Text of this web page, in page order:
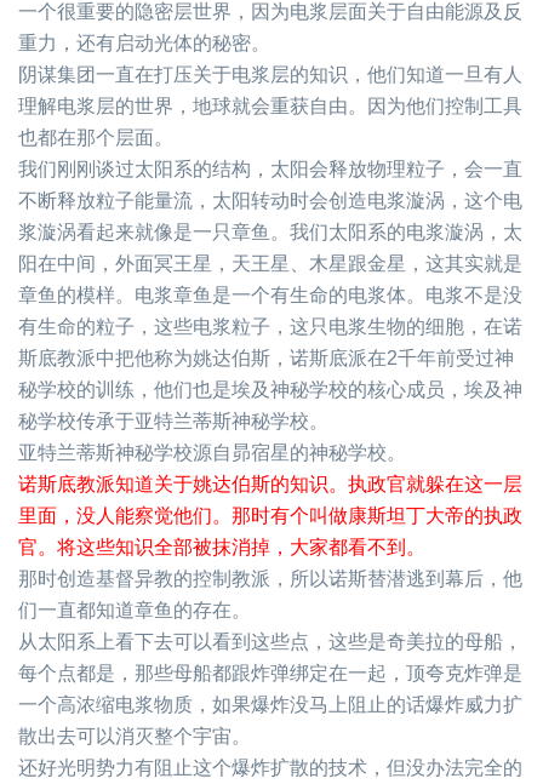
一个很重要的隐密层世界，因为电浆层面关于自由能源及反
重力，还有启动光体的秘密。
阴谋集团一直在打压关于电浆层的知识，他们知道一旦有人
理解电浆层的世界，地球就会重获自由。因为他们控制工具
也都在那个层面。
我们刚刚谈过太阳系的结构，太阳会释放物理粒子，会一直
不断释放粒子能量流，太阳转动时会创造电浆漩涡，这个电
浆漩涡看起来就像是一只章鱼。 我们太阳系的电浆漩涡，太
阳在中间，外面冥王星，天王星、木星跟金星，这其实就是
章鱼的模样。电浆章鱼是一个有生命的电浆体。电浆不是没
有生命的粒子，这些电浆粒子，这只电浆生物的细胞，在诺
斯底教派中把他称为姚达伯斯，诺斯底派在2千年前受过神
秘学校的训练，他们也是埃及神秘学校的核心成员，埃及神
秘学校传承于亚特兰蒂斯神秘学校。
亚特兰蒂斯神秘学校源自昴宿星的神秘学校。
诺斯底教派知道关于姚达伯斯的知识。执政官就躲在这一层
里面，没人能察觉他们。那时有个叫做康斯坦丁大帝的执政
官。将这些知识全部被抹消掉，大家都看不到。
那时创造基督异教的控制教派，所以诺斯替潜逃到幕后，他
们一直都知道章鱼的存在。
从太阳系上看下去可以看到这些点，这些是奇美拉的母船，
每个点都是，那些母船都跟炸弹绑定在一起，顶夸克炸弹是
一个高浓缩电浆物质，如果爆炸没马上阻止的话爆炸威力扩
散出去可以消灭整个宇宙。
还好光明势力有阻止这个爆炸扩散的技术，但没办法完全的